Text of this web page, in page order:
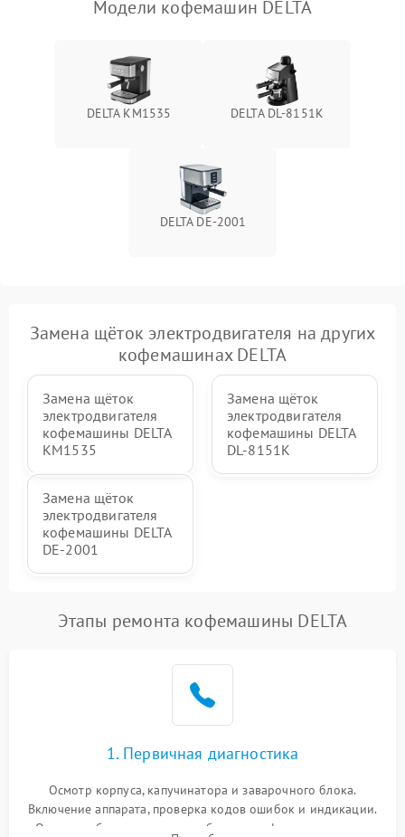
Модели кофемашин DELTA
DELTA KM1535 DELTA DL-8151K
DELTA DE-2001
Замена щёток электродвигателя на других
кофемашинах DELTA
Замена щёток
электродвигателя
кофемашины DELTA
KM1535
Замена щёток
электродвигателя
кофемашины DELTA
DL-8151K
Замена щёток
электродвигателя
кофемашины DELTA
DE-2001
Этапы ремонта кофемашины DELTA
1. Первичная диагностика
Осмотр корпуса, капучинатора и заварочного блока.
Включение аппарата, проверка кодов ошибок и индикации.
Оценка работы помпы, термоблока и кофемолки на слух.